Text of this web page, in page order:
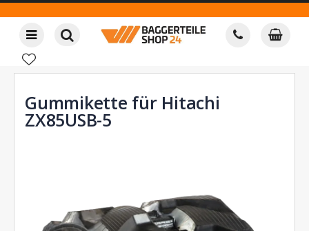
Gummikette für Hitachi
ZX85USB-5